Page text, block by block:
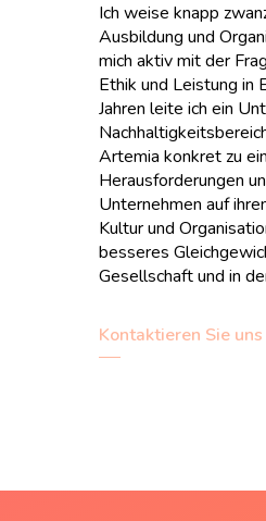
Ich weise knapp
Ausbildung und
mich aktiv mit der
Ethik und Leistung in
Jahren leite ich ein
Artemia konkret zu
Herausforderungen
Unternehmen auf
Kultur und
besseres
Gesellschaft und in
Kontaktieren Sie uns